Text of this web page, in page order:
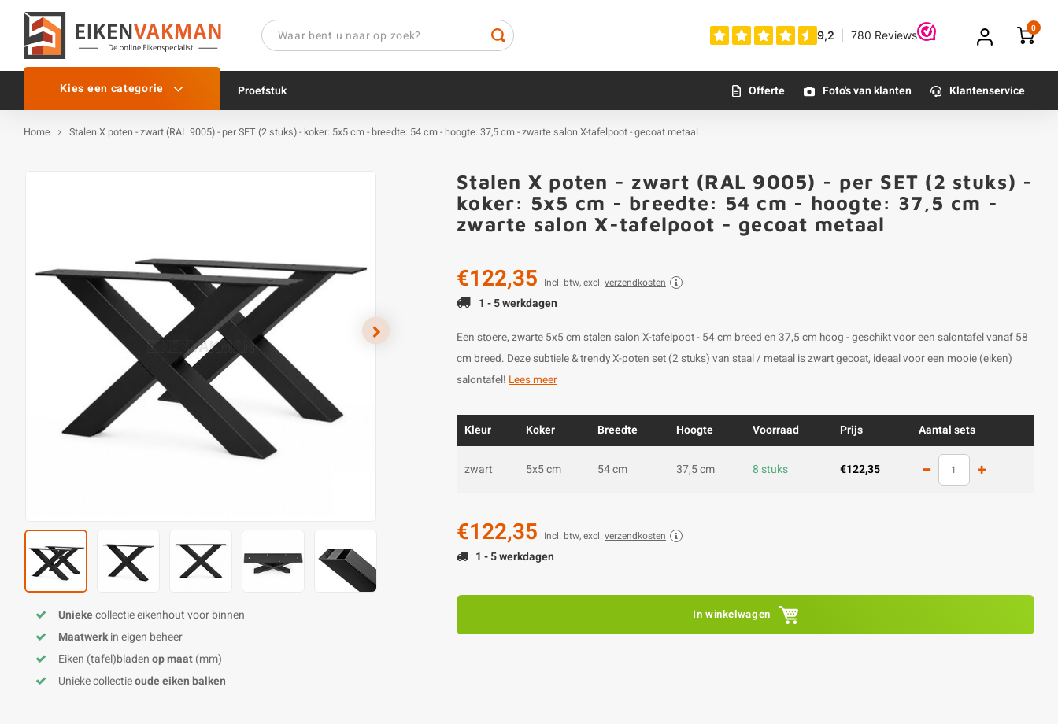
0
Kies een categorie Proefstuk Offerte Foto's van klanten Klantenservice
Home Stalen X poten - zwart (RAL 9005) - per SET (2 stuks) - koker: 5x5 cm - breedte: 54 cm - hoogte: 37,5 cm - zwarte salon X-tafelpoot - gecoat metaal
Uniekecollectie eikenhout voor binnen
Maatwerkin eigen beheer
Eiken (tafel)bladenop maat(mm)
Unieke collectieoude eiken balken
Stalen X poten - zwart (RAL 9005) - per SET (2 stuks) -
koker: 5x5 cm - breedte: 54 cm - hoogte: 37,5 cm -
zwarte salon X-tafelpoot - gecoat metaal
€122,35 Incl. btw, excl. verzendkosten
1 - 5 werkdagen
Een stoere, zwarte 5x5 cm stalen salon X-tafelpoot - 54 cm breed en 37,5 cm hoog - geschikt voor een salontafel vanaf 58
cm breed. Deze subtiele & trendy X-poten set (2 stuks) van staal / metaal is zwart gecoat, ideaal voor een mooie (eiken)
salontafel! Lees meer
Kleur Koker Breedte Hoogte Voorraad Prijs Aantal sets
zwart 5x5 cm 54 cm 37,5 cm 8 stuks €122,35
€122,35 Incl. btw, excl. verzendkosten
1 - 5 werkdagen
In winkelwagen